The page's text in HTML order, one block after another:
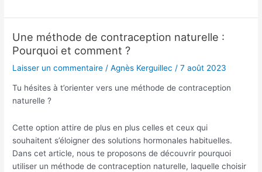
Une méthode de contraception naturelle :
Pourquoi et comment ?
Laisser un commentaire /Agnès Kerguillec /7 août 2023
Tu hésites à t’orienter vers une méthode de contraception
naturelle ?
Cette option attire de plus en plus celles et ceux qui
souhaitent s’éloigner des solutions hormonales habituelles.
Dans cet article, nous te proposons de découvrir pourquoi
utiliser un méthode de contraception naturelle, laquelle choisir
Une
méthode
contraception
naturelle
:
et
comment
?